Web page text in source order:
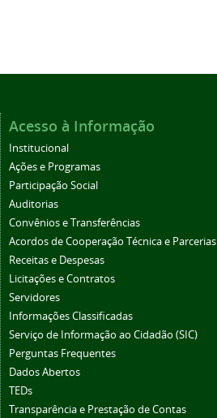
Acesso à Informação
Institucional
Ações e Programas
Participação Social
Auditorias
Convênios e Transferências
Acordos de Cooperação Técnica e Parcerias
Receitas e Despesas
Licitações e Contratos
Servidores
Informações Classificadas
Serviço de Informação ao Cidadão (SIC)
Perguntas Frequentes
Dados Abertos
TEDs
Transparência e Prestação de Contas